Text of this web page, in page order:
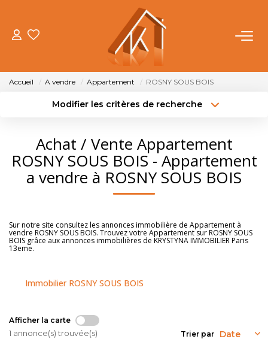
ACHETER
FAIRE GÉRER
OUTILS
Accueil A vendre Appartement ROSNY SOUS BOIS
Modifier les critères de recherche
Sélectionnez...
Type de bien
Surface min
Budget max Plus de critères
Achat / Vente Appartement
ROSNY SOUS BOIS - Appartement
a vendre à ROSNY SOUS BOIS
Sur notre site consultez les annonces immobilière de Appartement à
vendre ROSNY SOUS BOIS. Trouvez votre Appartement sur ROSNY SOUS
BOIS grâce aux annonces immobilières de KRYSTYNA IMMOBILIER Paris
13eme.
Immobilier ROSNY SOUS BOIS
Afficher la carte
1 annonce(s) trouvée(s) Trier par